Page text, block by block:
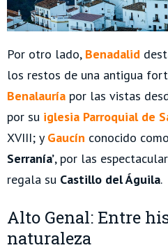
Por otro lado, Benadalid
los restos de una antigua
Benalauría por las vistas
por su iglesia Parroquial de
XVIII; y Gaucín conocido como
Serranía’, por las
regala su Castillo del Águila.
Alto Genal: Entre
naturaleza